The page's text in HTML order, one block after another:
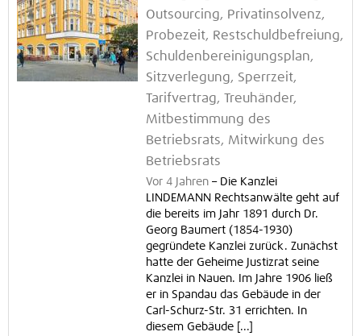
Outsourcing, Privatinsolvenz,
Probezeit, Restschuldbefreiung,
Schuldenbereinigungsplan,
Sitzverlegung, Sperrzeit,
Tarifvertrag, Treuhänder,
Mitbestimmung des
Betriebsrats, Mitwirkung des
Betriebsrats
Vor 4 Jahren – Die Kanzlei
LINDEMANN Rechtsanwälte geht auf
die bereits im Jahr 1891 durch Dr.
Georg Baumert (1854-1930)
gegründete Kanzlei zurück. Zunächst
hatte der Geheime Justizrat seine
Kanzlei in Nauen. Im Jahre 1906 ließ
er in Spandau das Gebäude in der
Carl-Schurz-Str. 31 errichten. In
diesem Gebäude [...]